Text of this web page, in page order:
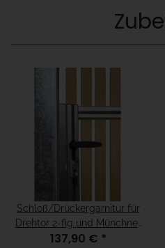
Schloß/Drückergarnitur für
Drehtor 2-flg und Münchner
Modell, für H=80
137,90 € *